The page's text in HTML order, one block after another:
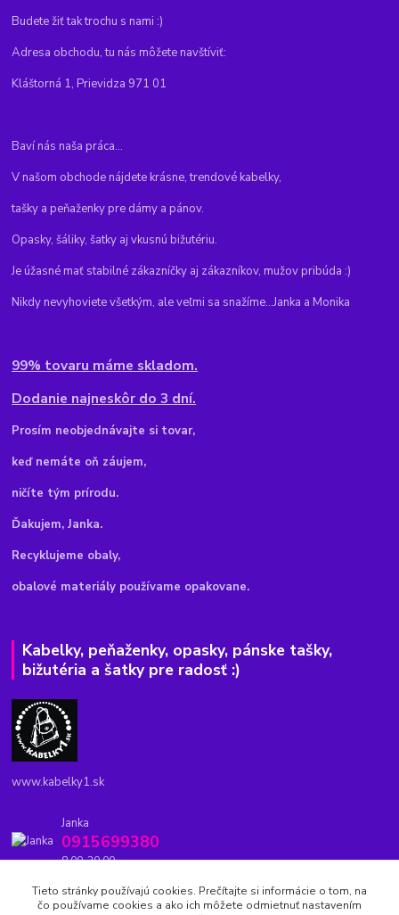
Budete žiť tak trochu s nami :)
Adresa obchodu, tu nás môžete navštíviť:
Kláštorná 1, Prievidza 971 01
Baví nás naša práca...
V našom obchode nájdete krásne, trendové kabelky,
tašky a peňaženky pre dámy a pánov.
Opasky, šáliky, šatky aj vkusnú bižutériu.
Je úžasné mať stabilné zákazníčky aj zákazníkov, mužov pribúda :)
Nikdy nevyhoviete všetkým, ale veľmi sa snažíme...Janka a Monika
99% tovaru máme skladom.
Dodanie najneskôr do 3 dní.
Prosím neobjednávajte si tovar,
keď nemáte oň záujem,
ničíte tým prírodu.
Ďakujem, Janka.
Recyklujeme obaly,
obalové materiály používame opakovane.
Kabelky, peňaženky, opasky, pánske tašky,
bižutéria a šatky pre radosť :)
www.kabelky1.sk
Janka
0915699380
8.00-20.00
kabelky1.sk@gmail.com
Tieto stránky používajú cookies. Prečítajte si informácie o tom, na
čo používame cookies a ako ich môžete odmietnuť nastavením